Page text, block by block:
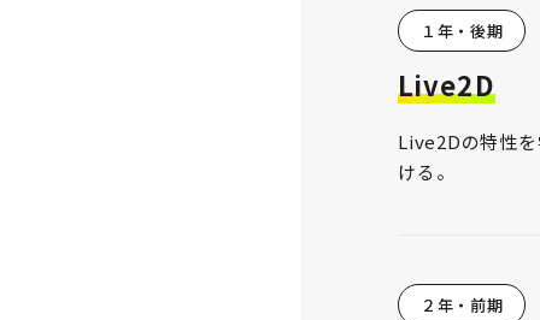
１年・後期
Live2D
Live2Dの特性
ける。
２年・前期